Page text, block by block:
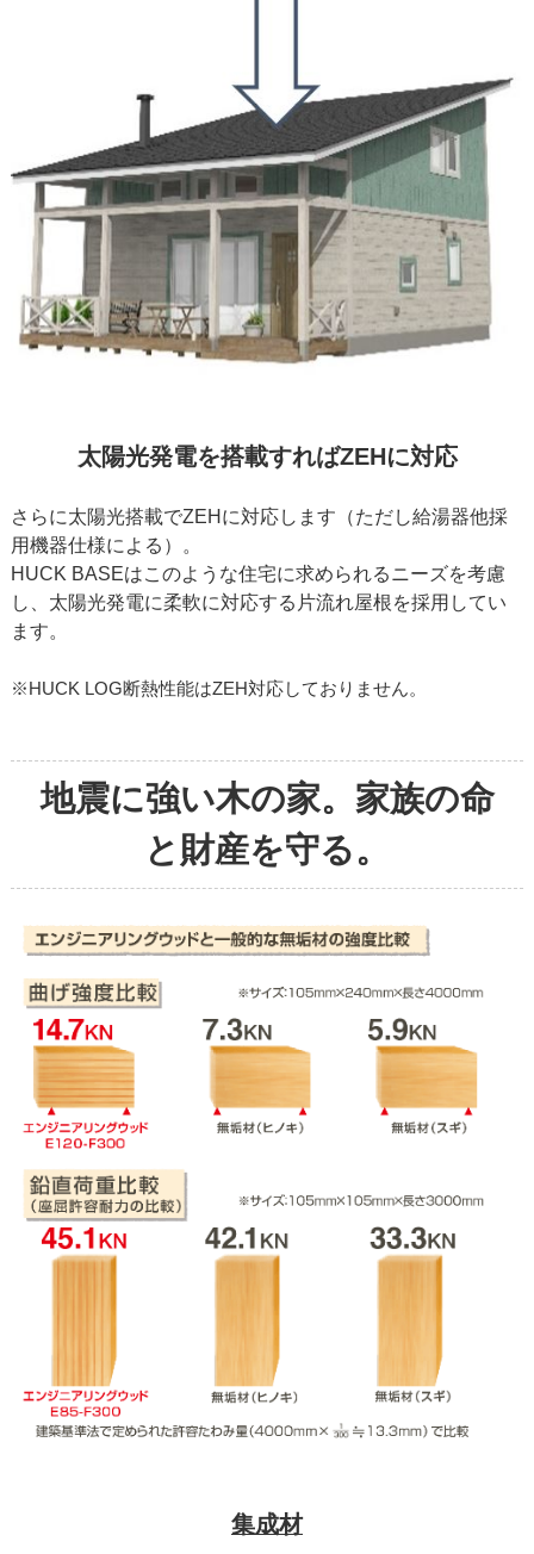
太陽光発電を搭載すればZEHに対応
さらに太陽光搭載でZEHに対応します（ただし給湯器他採
用機器仕様による）。
HUCK BASEはこのような住宅に求められるニーズを考慮
し、太陽光発電に柔軟に対応する片流れ屋根を採用してい
ます。
※HUCK LOG断熱性能はZEH対応しておりません。
地震に強い木の家。家族の命
と財産を守る。
集成材